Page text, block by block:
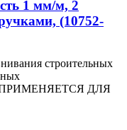
1 мм/м, 2
(10752-
строительных
ДЛЯ